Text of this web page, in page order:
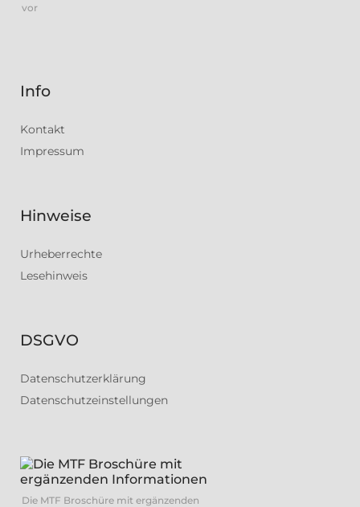
vor
Info
Kontakt
Impressum
Hinweise
Urheberrechte
Lesehinweis
DSGVO
Datenschutzerklärung
Datenschutzeinstellungen
Die MTF Broschüre mit ergänzenden